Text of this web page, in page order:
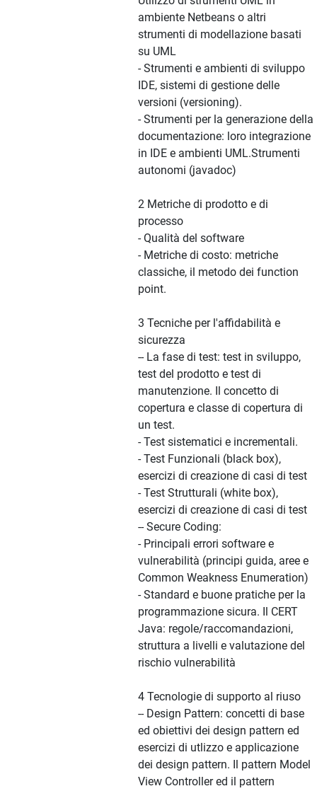
ambiente Netbeans o altri
strumenti di modellazione basati
su UML
- Strumenti e ambienti di sviluppo
IDE, sistemi di gestione delle
versioni (versioning).
- Strumenti per la generazione della
documentazione: loro integrazione
in IDE e ambienti UML.Strumenti
autonomi (javadoc)
2 Metriche di prodotto e di
processo
- Qualità del software
- Metriche di costo: metriche
classiche, il metodo dei function
point.
3 Tecniche per l'affidabilità e
sicurezza
-- La fase di test: test in sviluppo,
test del prodotto e test di
manutenzione. Il concetto di
copertura e classe di copertura di
un test.
- Test sistematici e incrementali.
- Test Funzionali (black box),
esercizi di creazione di casi di test
- Test Strutturali (white box),
esercizi di creazione di casi di test
-- Secure Coding:
- Principali errori software e
vulnerabilità (principi guida, aree e
Common Weakness Enumeration)
- Standard e buone pratiche per la
programmazione sicura. Il CERT
Java: regole/raccomandazioni,
struttura a livelli e valutazione del
rischio vulnerabilità
4 Tecnologie di supporto al riuso
-- Design Pattern: concetti di base
ed obiettivi dei design pattern ed
esercizi di utlizzo e applicazione
dei design pattern. Il pattern Model
View Controller ed il pattern